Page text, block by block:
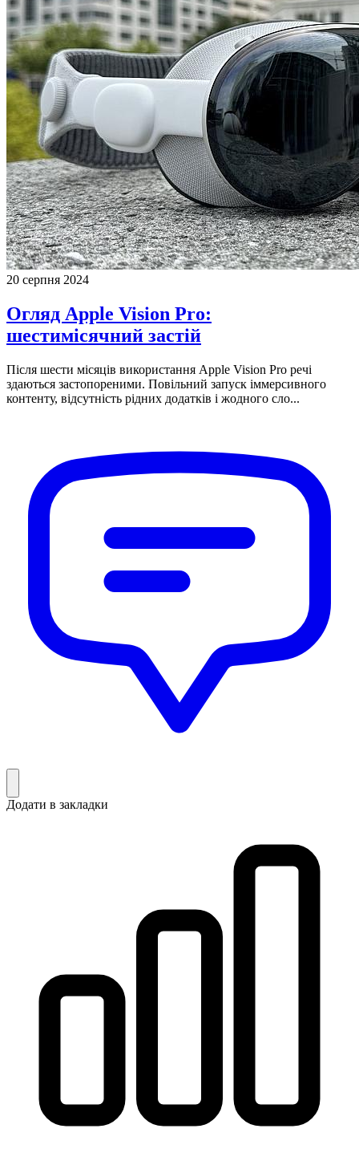
20 серпня 2024
Огляд Apple Vision Pro:
шестимісячний застій
Після шести місяців використання Apple Vision Pro речі
здаються застопореними. Повільний запуск іммерсивного
контенту, відсутність рідних додатків і жодного сло...
Додати в закладки